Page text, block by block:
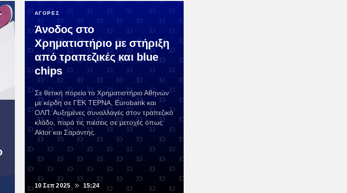
ΑΓΟΡΕΣ
Άνοδος στο
Χρηματιστήριο με στήριξη
από τραπεζικές και blue
chips
Σε θετική πορεία το Χρηματιστήριο Αθηνών
με κέρδη σε ΓΕΚ ΤΕΡΝΑ, Eurobank και
ΟΛΠ. Αυξημένες συναλλαγές στον τραπεζικό
κλάδο, παρά τις πιέσεις σε μετοχές όπως
Aktor και Σαράντης.
10 Σεπ 2025 15:24